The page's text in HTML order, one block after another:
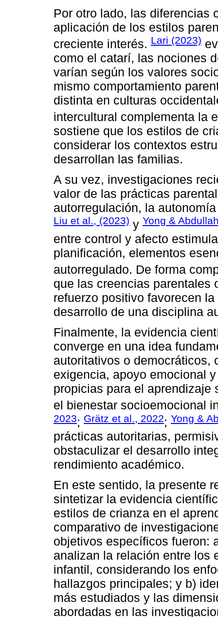
Por otro lado, las diferencias
aplicación de los estilos
creciente interés. Lari (2023)
como el catarí, las nociones
varían según los valores
mismo comportamiento
distinta en culturas
intercultural complementa la
sostiene que los estilos de
considerar los contextos
desarrollan las familias.
A su vez, investigaciones
valor de las prácticas
autorregulación, la
Liu et al., (2023) y Yong &
entre control y afecto
planificación, elementos
autorregulado. De forma
que las creencias parentales
refuerzo positivo favorecen
desarrollo de una disciplina
Finalmente, la evidencia
converge en una idea
autoritativos o democráticos,
exigencia, apoyo emocional
propicias para el
el bienestar socioemocional
2023; Grätz et al., 2022; Yong &
prácticas autoritarias,
obstaculizar el desarrollo
rendimiento académico.
En este sentido, la presente
sintetizar la evidencia
estilos de crianza en el
comparativo de
objetivos específicos fueron:
analizan la relación entre los
infantil, considerando los
hallazgos principales; y b)
más estudiados y las
abordadas en las